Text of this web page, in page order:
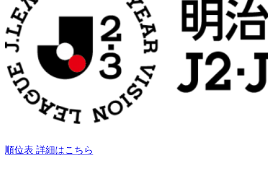
順位表 詳細はこちら